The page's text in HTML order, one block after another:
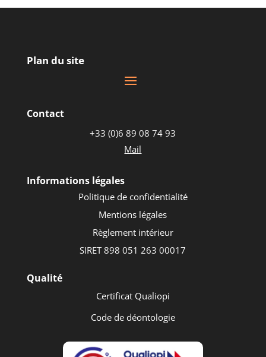
Plan du site
Contact
+33 (0)6 89 08 74 93
Mail
Informations légales
Politique de confidentialité
Mentions légales
Règlement intérieur
SIRET 898 051 263 00017
Qualité
Certificat Qualiopi
Code de déontologie